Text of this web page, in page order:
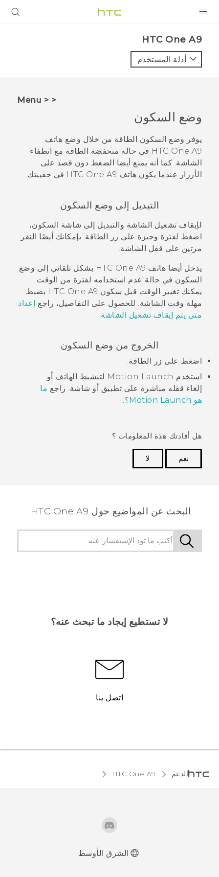
VIVE
VIVERSE
البرامج + التطبيقات
الدعم
أجهزة HTC والملحقات
HTC One A9‎
أدلة المستخدم
< < Menu
وضع السكون
يوفر وضع السكون الطاقة من خلال وضع هاتف
HTC One A9 في حالة منخفضة الطاقة مع انطفاء
الشاشة. كما أنه يمنع أيضا الضغط دون قصد على
الأزرار عندما يكون هاتف HTC One A9 في حقيبتك.
التبديل إلى وضع السكون
لإيقاف تشغيل الشاشة والتبديل إلى شاشة السكون،
اضغط لفترة وجيزة على زر الطاقة بإمكانك أيضًا النقر
مرتين على قفل الشاشة.
يدخل أيضا هاتف HTC One A9 بشكل تلقائي إلى وضع
السكون في حالة عدم استخدامه لفترة من الوقت.
يمكنك تغيير الوقت قبل سكون HTC One A9 بضبط
مهلة وقت الشاشة. للحصول على التفاصيل، راجع إعداد
متى يتم إيقاف تشغيل الشاشة
الخروج من وضع السكون
اضغط على زر الطاقة.
استخدم Motion Launch لتنشيط الهاتف أو
إلغاء قفله مباشرة على تطبيق أو شاشة. راجع ما
هو Motion Launch؟
.
هل أفادتك هذة المعلومات ؟
نعم
لا
البحث عن المواضيع حول HTC One A9
لا تستطيع إيجاد ما تبحث عنه؟
اتصل بنا
الدعم HTC One A9‎
الشرق الأوسط